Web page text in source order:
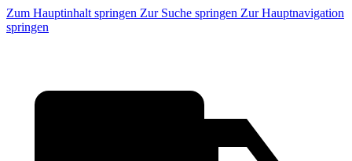
Zum Hauptinhalt springen Zur Suche springen Zur Hauptnavigation
springen